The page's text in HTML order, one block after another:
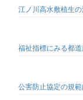
江ノ川高水敷植生
福祉指標にみる都
公害防止協定の規